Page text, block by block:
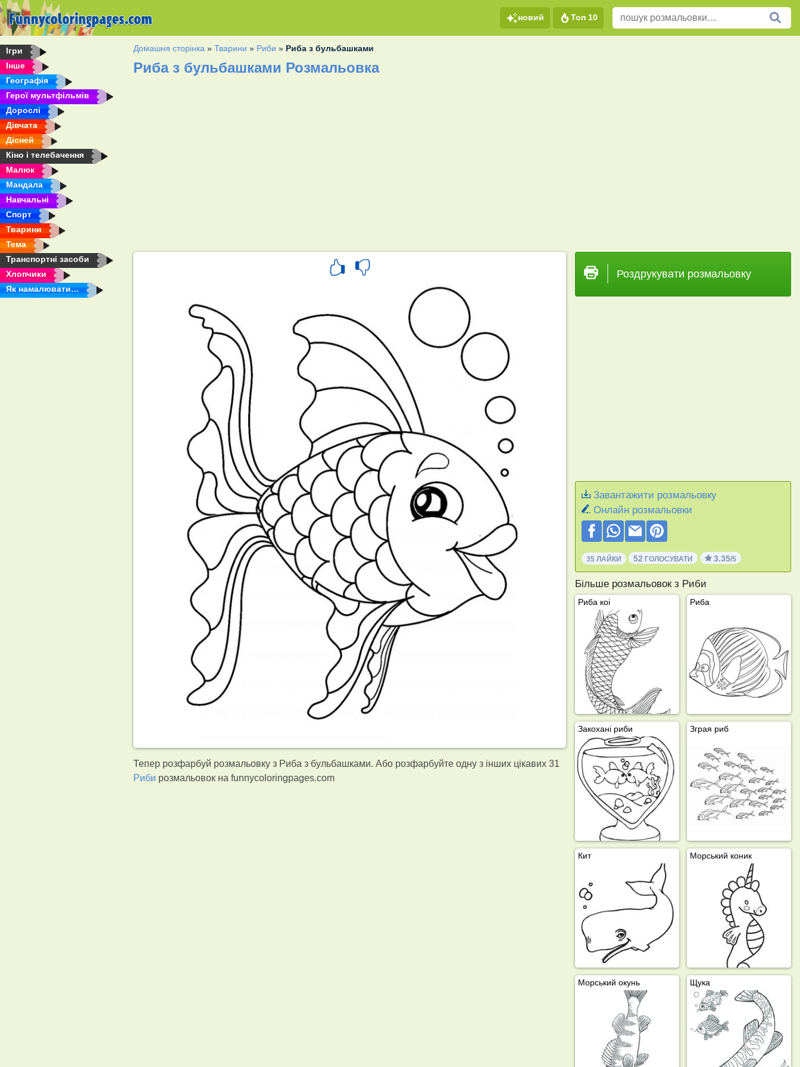
новий Топ 10
Ігри
Інше
Географія
Герої мультфільмів
Дорослі
Дівчата
Дісней
Кіно і телебачення
Малюк
Мандала
Навчальні
Спорт
Тварини
Тема
Транспортні засоби
Хлопчики
Як намалювати…
Домашня сторінка »Тварини » Риби » Риба з бульбашками
Риба з бульбашками Розмальовка
Тепер розфарбуй розмальовку з Риба з бульбашками. Або розфарбуйте одну з інших цікавих 31
Риби розмальовок на funnycoloringpages.com
Роздрукувати розмальовку
Завантажити розмальовку
Онлайн розмальовки
35 ЛАЙКИ 52 ГОЛОСУВАТИ 3.35/5
Більше розмальовок з Риби
Риба коі Риба
Закохані риби Зграя риб
Кит Морський коник
Морський окунь Щука